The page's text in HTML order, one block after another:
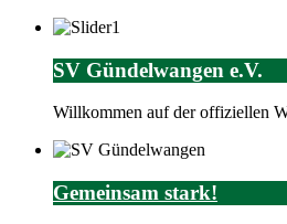
SV Gündelwangen e.V.
Willkommen auf der offiziellen
Gemeinsam stark!